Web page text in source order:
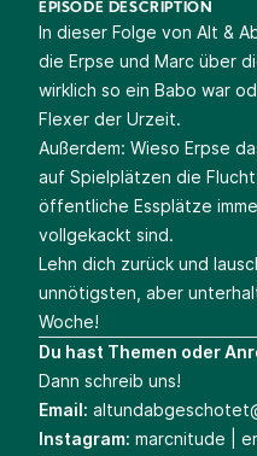
EPISODE DESCRIPTION
In dieser Folge von Alt &
die Erpse und Marc über
wirklich so ein Babo war
Flexer der Urzeit.
Außerdem: Wieso Erpse
auf Spielplätzen die
öffentliche Essplätze
vollgekackt sind.
Lehn dich zurück und
unnötigsten, aber
Woche!
Du hast Themen oder
Dann schreib uns!
Email:
Instagram: marcnitude |